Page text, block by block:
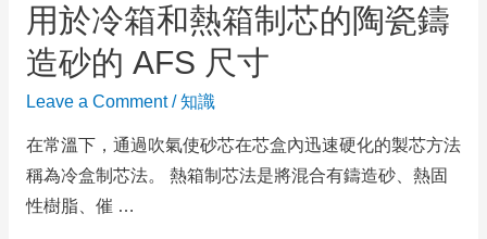
用於冷箱和熱箱制芯的陶瓷鑄
造砂的 AFS 尺寸
Leave a Comment /知識
在常溫下，通過吹氣使砂芯在芯盒內迅速硬化的製芯方法
稱為冷盒制芯法。 熱箱制芯法是將混合有鑄造砂、熱固
性樹脂、催 …